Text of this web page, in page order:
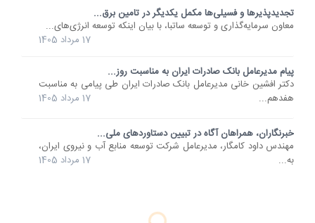
تجدیدپذیرها و فسیلی‌ها مکمل یکدیگر در تامین برق...
معاون سرمایه‌گذاری و توسعه ساتبا، با بیان اینکه توسعه انرژی‌های...
17 مرداد 1405
پیام مدیرعامل بانک صادرات ایران به مناسبت روز...
دکتر افشین خانی مدیر‌عامل بانک صادرات ایران طی پیامی به مناسبت
هفدهم...
17 مرداد 1405
خبرنگاران، همراهان آگاه در تبیین دستاوردهای ملی...
مهندس داود کامگار، مدیرعامل شرکت توسعه منابع آب و نیروی ایران،
به...
17 مرداد 1405